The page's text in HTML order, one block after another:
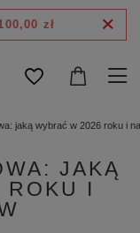
zł
jaką wybrać w 2026 roku i
JAKĄ
ROKU I